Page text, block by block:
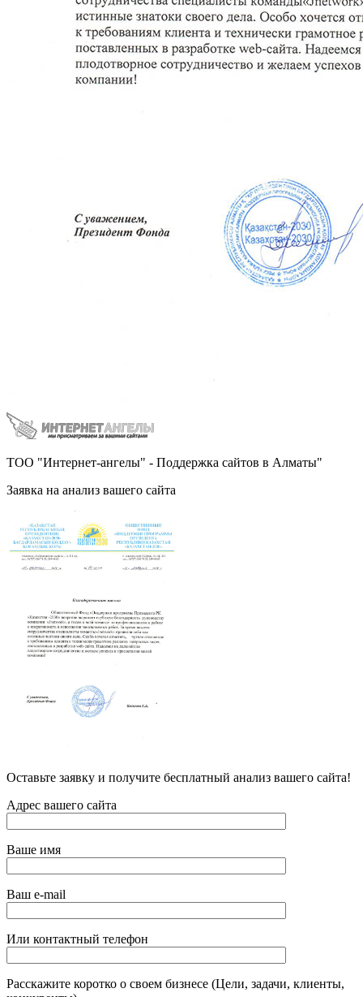
ТОО "Интернет-ангелы" - Поддержка сайтов в Алматы"
Заявка на анализ вашего сайта
Оставьте заявку и получите бесплатный анализ вашего сайта!
Адрес вашего сайта
Ваше имя
Ваш e-mail
Или контактный телефон
Расскажите коротко о своем бизнесе (Цели, задачи, клиенты,